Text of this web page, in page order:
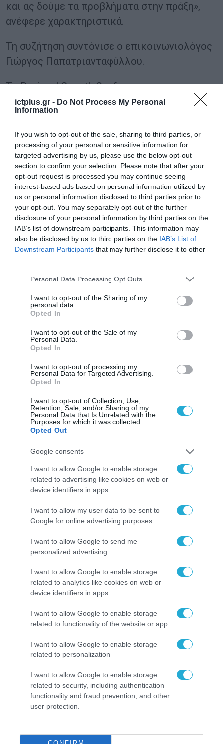
ictplus.gr - Do Not Process My Personal
Information
If you wish to opt-out of the sale, sharing to third parties, or
processing of your personal or sensitive information for
targeted advertising by us, please use the below opt-out
section to confirm your selection. Please note that after your
opt-out request is processed you may continue seeing
interest-based ads based on personal information utilized by
us or personal information disclosed to third parties prior to
your opt-out. You may separately opt-out of the further
disclosure of your personal information by third parties on the
IAB’s list of downstream participants. This information may
also be disclosed by us to third parties on the IAB’s List of
Downstream Participants that may further disclose it to other
Please note that this website/app uses one or more Google
not limited to your visit or usage behaviour. You may click to
grant or deny consent to Google and its third-party tags to
use your data for below specified purposes in below Google
consent section.
Personal Data Processing Opt Outs
I want to opt-out of the Sharing of my
personal data.
Opted In
I want to opt-out of the Sale of my
Personal Data.
Opted In
I want to opt-out of processing my
Personal Data for Targeted Advertising.
Opted In
I want to opt-out of Collection, Use,
Retention, Sale, and/or Sharing of my
Personal Data that Is Unrelated with the
Purposes for which it was collected.
Opted Out
Google consents
I want to allow Google to enable storage
related to advertising like cookies on web or
device identifiers in apps.
I want to allow my user data to be sent to
Google for online advertising purposes.
I want to allow Google to send me
personalized advertising.
I want to allow Google to enable storage
related to analytics like cookies on web or
device identifiers in apps.
I want to allow Google to enable storage
related to functionality of the website or app.
I want to allow Google to enable storage
related to personalization.
I want to allow Google to enable storage
related to security, including authentication
functionality and fraud prevention, and other
user protection.
και ας δούμε τα προβλήματα στην πράξη»,
ανέφερε χαρακτηριστικά.
Τη συζήτηση συντόνισε ο επικοινωνιολόγος
Γιώργος Παπατριανταφύλλου.
Το Regional Growth Conference
πραγματοποιήθηκε από τις 19 έως τις 21
Μαΐου στο Συνεδριακό και Πολιτιστικό
Κέντρο του Πανεπιστημίου Πατρών, και
ύστερα από 14 χρόνια πλέον έχει καθιερωθεί
ως ένας σημαντικός θεσμός διαλόγου και
ανταλλαγής ιδεών για το μέλλον των
ελληνικών περιφερειών και της
πραγματικής οικονομίας, συμβάλλοντας
ουσιαστικά στη διαμόρφωση ενός σύγχρονου
και βιώσιμου αναπτυξιακού μοντέλου για τη
χώρα.
RGC 2026
ΡΟΗ ΕΙΔΗΣΕΩΝ
Το χρηματοδοτούμενο
από την ΕΕ έργο “The
Gaming Police”
των παιδιών στο
διαδίκτυο
31.07.2026
ΑΑΔΕ: Διευκρινίσεις
για τα πρόστιμα σε